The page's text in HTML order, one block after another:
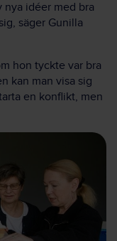
idéer med bra
säger Gunilla
hon tyckte var bra
kan man visa sig
en konflikt, men